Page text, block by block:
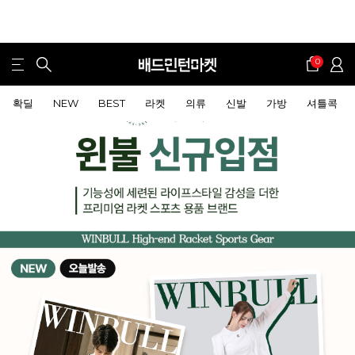
0
확딜 NEW BEST 라켓 의류 신발 가방 셔틀콕